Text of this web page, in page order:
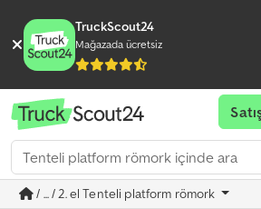
TruckScout24
Mağazada ücretsiz
/ ... / 2. el Tenteli platform römork